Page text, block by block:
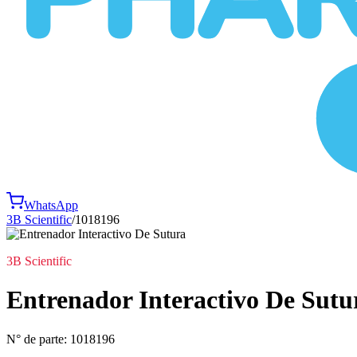
WhatsApp
3B Scientific/1018196
3B Scientific
Entrenador Interactivo De
N° de parte: 1018196